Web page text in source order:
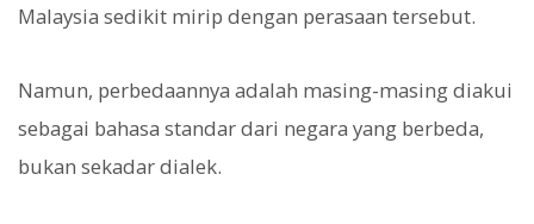
Malaysia sedikit mirip dengan perasaan tersebut.
Namun, perbedaannya adalah masing-masing diakui
sebagai bahasa standar dari negara yang berbeda,
bukan sekadar dialek.